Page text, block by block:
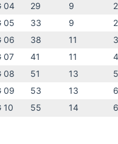
04 29 9
05 33 9
06 38 11
07 41 11
08 51 13
09 53 13
10 55 14